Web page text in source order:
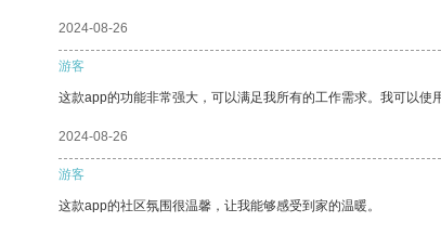
2024-08-26
游客
这款app的功能非常强大，可以满足我所有的工作需求。我可以使
2024-08-26
游客
这款app的社区氛围很温馨，让我能够感受到家的温暖。